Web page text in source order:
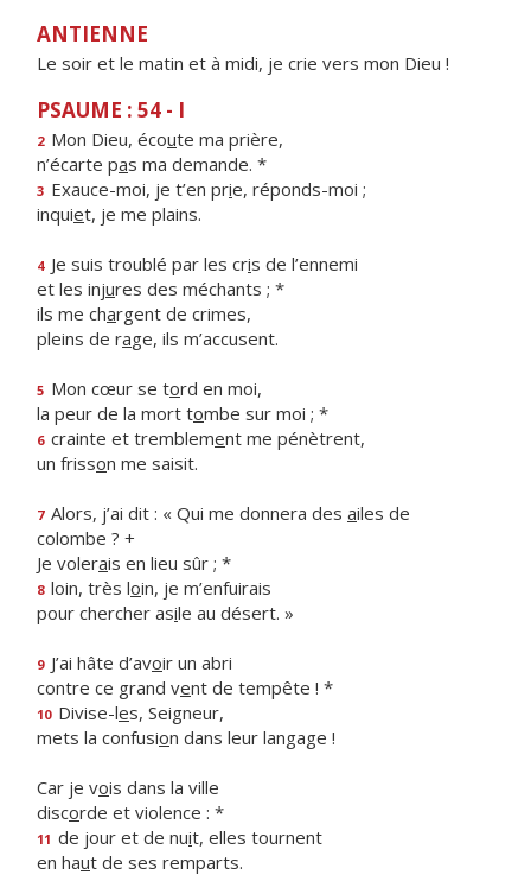
ANTIENNE
Le soir et le matin et à midi, je crie vers mon Dieu !
PSAUME : 54 - I
2 Mon Dieu, écoute ma prière,
n’écarte pas ma demande. *
3 Exauce-moi, je t’en prie, réponds-moi ;
inquiet, je me plains.
4 Je suis troublé par les cris de l’ennemi
et les injures des méchants ; *
ils me chargent de crimes,
pleins de rage, ils m’accusent.
5 Mon cœur se tord en moi,
la peur de la mort tombe sur moi ; *
6 crainte et tremblement me pénètrent,
un frisson me saisit.
7 Alors, j’ai dit : « Qui me donnera des ailes de
colombe ? +
Je volerais en lieu sûr ; *
8 loin, très loin, je m’enfuirais
pour chercher asile au désert. »
9 J’ai hâte d’avoir un abri
contre ce grand vent de tempête ! *
10 Divise-les, Seigneur,
mets la confusion dans leur langage !
Car je vois dans la ville
discorde et violence : *
11 de jour et de nuit, elles tournent
en haut de ses remparts.